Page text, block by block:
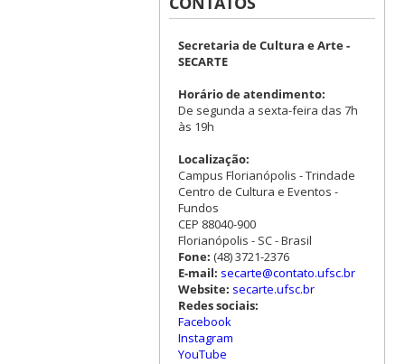
Secretaria de Cultura e Arte -
SECARTE
Horário de atendimento:
De segunda a sexta-feira das 7h
às 19h
Localização:
Campus Florianópolis - Trindade
Centro de Cultura e Eventos -
Fundos
CEP 88040-900
Florianópolis - SC - Brasil
Fone: (48) 3721-2376
E-mail: secarte@contato.ufsc.br
Website: secarte.ufsc.br
Redes sociais:
Facebook
Instagram
YouTube